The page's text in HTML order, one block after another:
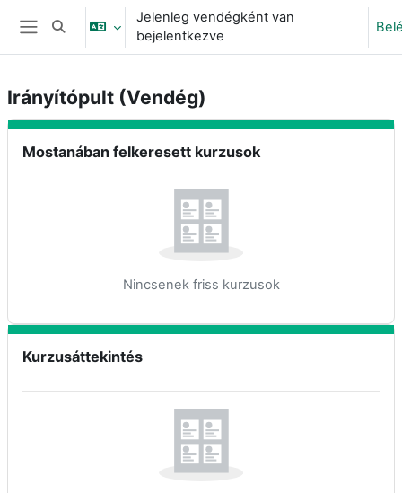
Tovább a fő tartalomhoz
Oldalpanel
Keresési bemeneti adatok váltása
Jelenleg vendégként van
bejelentkezve
Irányítópult (Vendég)
Fő tartalmi blokkok
Mostanában felkeresett kurzusok kihagyása
Mostanában felkeresett kurzusok
Nincsenek friss kurzusok
Kurzusáttekintés kihagyása
Kurzusáttekintés